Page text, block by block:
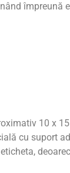
împreună
10 x
cu suport